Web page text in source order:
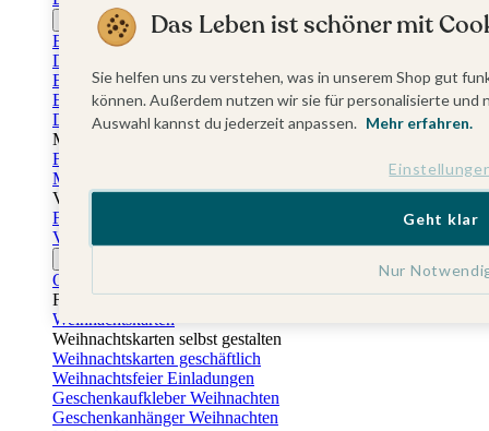
Jugendweihekarten
Einladungskarten Jugendweihe
Dankeskarten Jugendweihe
Einschulungskarten
Einladungskarten Einschulung
Danksagung Einschulung
Muttertag
Fotogeschenke Muttertag
Muttertagskarten
Vatertag
Fotogeschenke Vatertag
Vatertagskarten
Osterkarten
Fotogeschenke zu Ostern
Weihnachtskarten
Weihnachtskarten selbst gestalten
Weihnachtskarten geschäftlich
Weihnachtsfeier Einladungen
Geschenkaufkleber Weihnachten
Geschenkanhänger Weihnachten
Das Leben ist schöner mit
Sie helfen uns zu verstehen, was in unserem Shop gut
können. Außerdem nutzen wir sie für personalisierte
Auswahl kannst du jederzeit anpassen. Mehr erfahren.
Nur
Geht klar